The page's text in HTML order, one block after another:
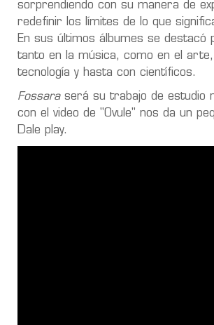
sorprendiendo con su manera de
redefinir los límites de lo que
En sus últimos álbumes se destacó
tanto en la música, como en el
tecnología y hasta con científicos.
Fossaraserá su trabajo de estudio
con el video de "Ovule" nos da un
Dale play.